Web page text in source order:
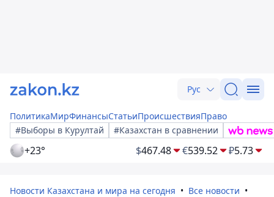
Рус
ПолитикаМирФинансыСтатьиПроисшествияПраво
#Выборы в Курултай
#Казахстан в сравнении
+23° $467.48 €539.52 ₽5.73
Новости Казахстана и мира на сегодня
Все новости